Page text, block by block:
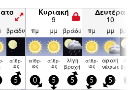
Κυριακή
9
Δευτέρα
10
βράδυ πμ μμ βράδυ πμ μμ
αίθρ­
ιος
αίθρ­
ιος
αίθρ­
ιος
λίγη
βροχή
αίθρ­
ιος
αραιή
νέφωση
5 0 5 5 5 5